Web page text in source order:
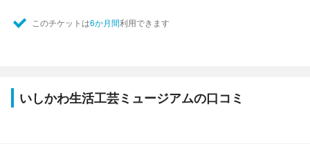
このチケットは6か月間利用できます
いしかわ生活工芸ミュージアムの口コミ